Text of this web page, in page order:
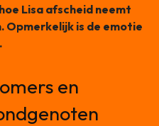
Lisa afscheid neemt
Opmerkelijk is de emotie
en